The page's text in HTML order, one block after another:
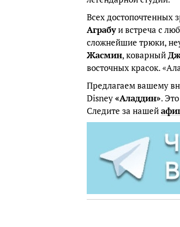
Всех достопочтенных
Аграбуи встреча с
сложнейшие трюки,
Жасмин, коварный
восточных красок.
Предлагаем вашему
Disney«Аладдин».
Следите за нашей